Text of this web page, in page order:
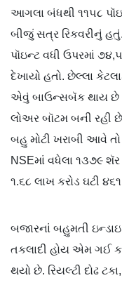
આગલા બંધથી ૧૧૫૮
બીજું સત્ર રિકવરીનું
પૉઇન્ટ વધી ઉપરમાં
દેખાયો હતો. છેલ્લા
એવું બાઉન્સબૅક થાય છે
લોઅર બૉટમ બની રહી
બહુ મોટી ખરાબી આવે
NSEમાં વધેલા ૧૩૭૯
૧.૬૮ લાખ કરોડ ઘટી
બજારનાં બહુમતી
તકલાદી હોય એમ ગઈ
થયો છે. રિયલ્ટી દોઢ